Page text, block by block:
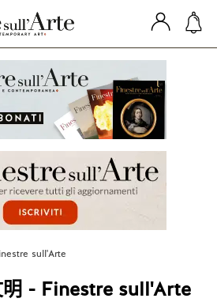
sull'Arte
明 - Finestre sull'Arte